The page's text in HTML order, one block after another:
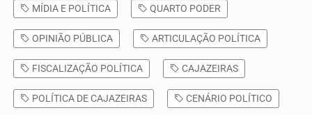
MÍDIA E POLÍTICA QUARTO PODER
OPINIÃO PÚBLICA ARTICULAÇÃO POLÍTICA
FISCALIZAÇÃO POLÍTICA CAJAZEIRAS
POLÍTICA DE CAJAZEIRAS CENÁRIO POLÍTICO